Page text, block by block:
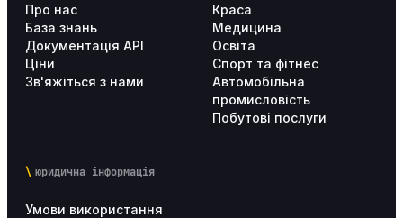
Аналітика
Тарифи
Про нас
База знань
Документація API
Ціни
Зв'яжіться з нами
Краса
Медицина
Освіта
Спорт та фітнес
Автомобільна
промисловість
Побутові послуги
юридична інформація
Умови використання